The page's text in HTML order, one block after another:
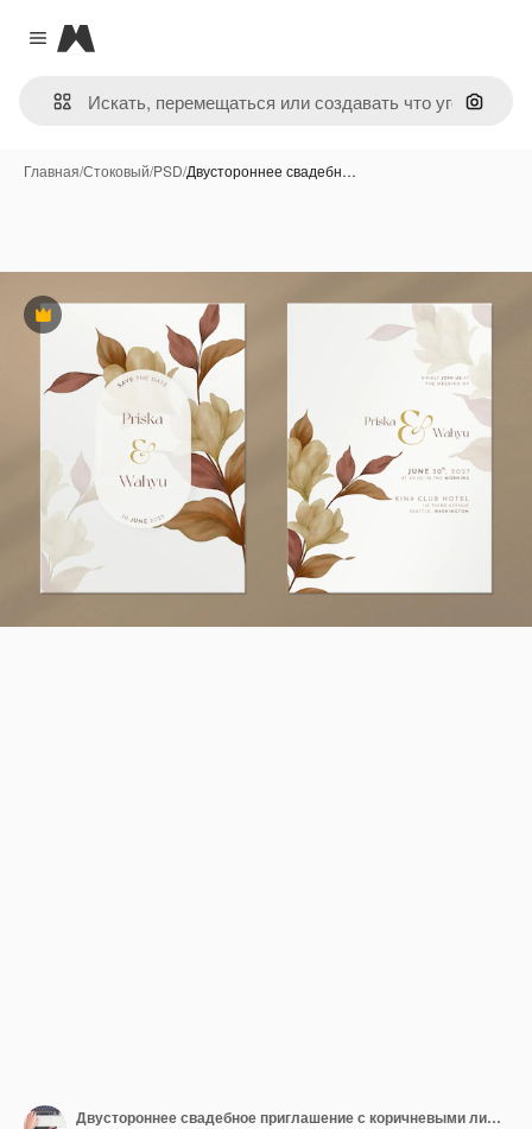
Close menu
Magnific
Поиск
Главная/Стоковый/PSD/Двустороннее свадебн…
Премиум
Двустороннее свадебное приглашение с коричневыми листьями, акварельными орнаментами